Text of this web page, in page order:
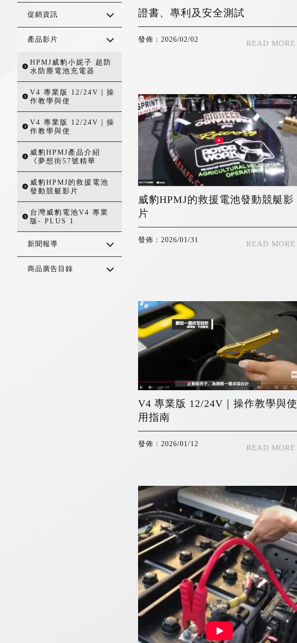
促銷資訊
產品影片
HPMJ威豹小妮子 超防
水防塵電池充電器
V4 專業版 12/24V｜操
作教學與使
V4 專業版 12/24V｜操
作教學與使
威豹HPMJ產品介紹
《夢想街57號精華
威豹HPMJ的救援電池
發動競艇影片
台灣威豹電池V4 專業
版- PLUS 1
新聞報導
商品廣告目錄
證書、專利及安全測試
發佈：2026/02/02
威豹HPMJ的救援電池發動競艇影
片
發佈：2026/01/31
V4 專業版 12/24V｜操作教學與使
用指南
發佈：2026/01/12